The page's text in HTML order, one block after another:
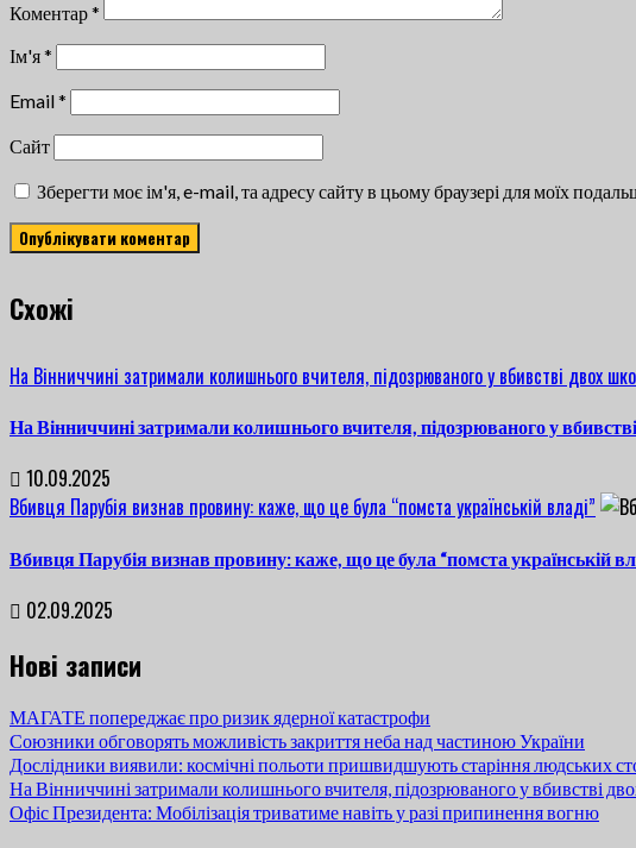
Коментар*
Ім'я*
Email*
Сайт
Зберегти моє ім'я, e-mail, та адресу сайту в цьому браузері для моїх
Cхожі
На Вінниччині затримали колишнього вчителя, підозрюваного у вбивстві двох
На Вінниччині затримали колишнього вчителя, підозрюваного у
10.09.2025
Вбивця Парубія визнав провину: каже, що це була “помста українській владі”
Вбивця Парубія визнав провину: каже, що це була “помста українській
02.09.2025
Нові записи
МАГАТЕ попереджає про ризик ядерної катастрофи
Союзники обговорять можливість закриття неба над частиною України
Дослідники виявили: космічні польоти пришвидшують старіння людських
На Вінниччині затримали колишнього вчителя, підозрюваного у вбивстві
Офіс Президента: Мобілізація триватиме навіть у разі припинення вогню